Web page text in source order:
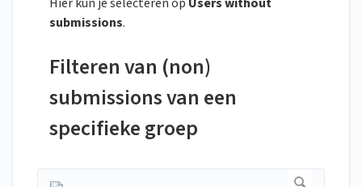
submissions.
Filteren van (non)
submissions van een
specifieke groep